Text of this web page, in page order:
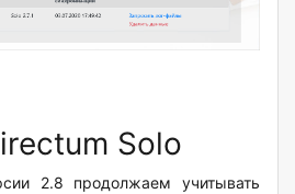
Solo
2.8 продолжаем учитывать